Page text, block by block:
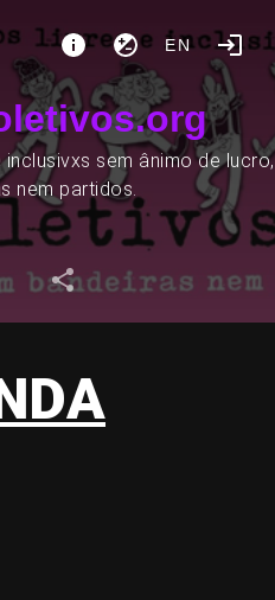
EN
sem ânimo de lucro,
nem partidos.